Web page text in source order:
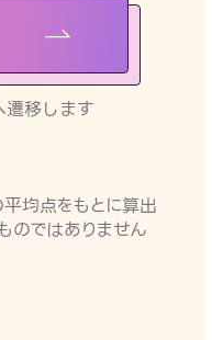
移します
均点をもとに算出
のではありません